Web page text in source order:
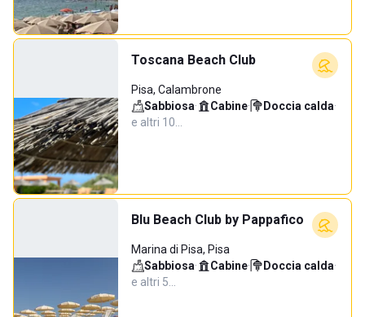
Toscana Beach Club
Pisa, Calambrone
Sabbiosa· Cabine· Doccia calda·
e altri 10…
Blu Beach Club by Pappafico
Marina di Pisa, Pisa
Sabbiosa· Cabine· Doccia calda·
e altri 5…